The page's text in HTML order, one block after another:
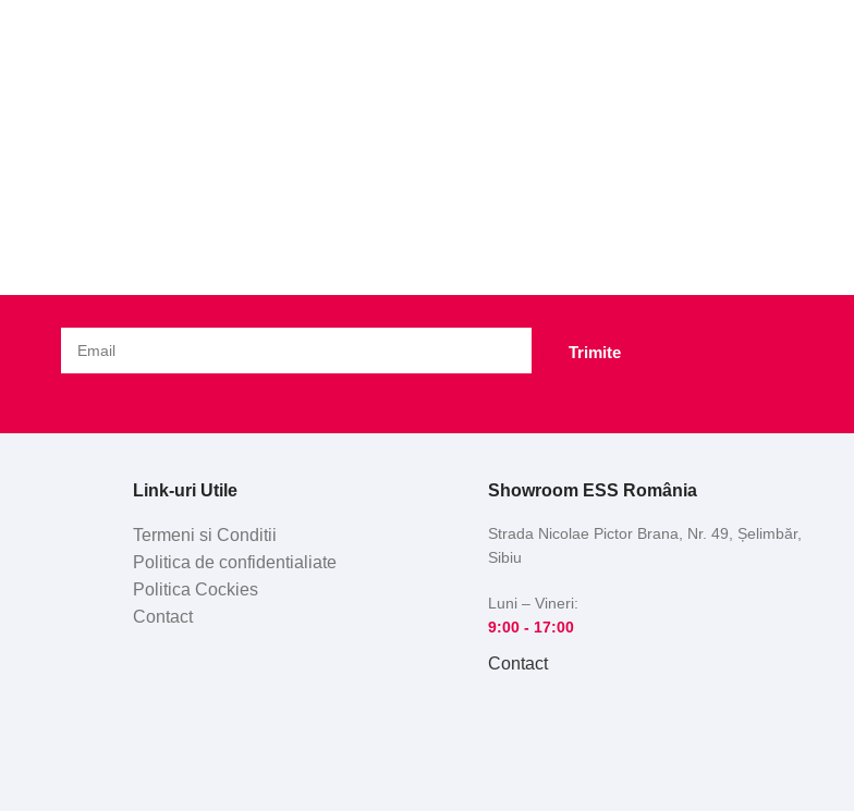
Trimite
Link-uri Utile
Termeni si Conditii
Politica de confidentialiate
Politica Cockies
Contact
Showroom ESS România
Strada Nicolae Pictor Brana, Nr. 49, Șelimbăr,
Sibiu
Luni – Vineri:
9:00 - 17:00
Contact